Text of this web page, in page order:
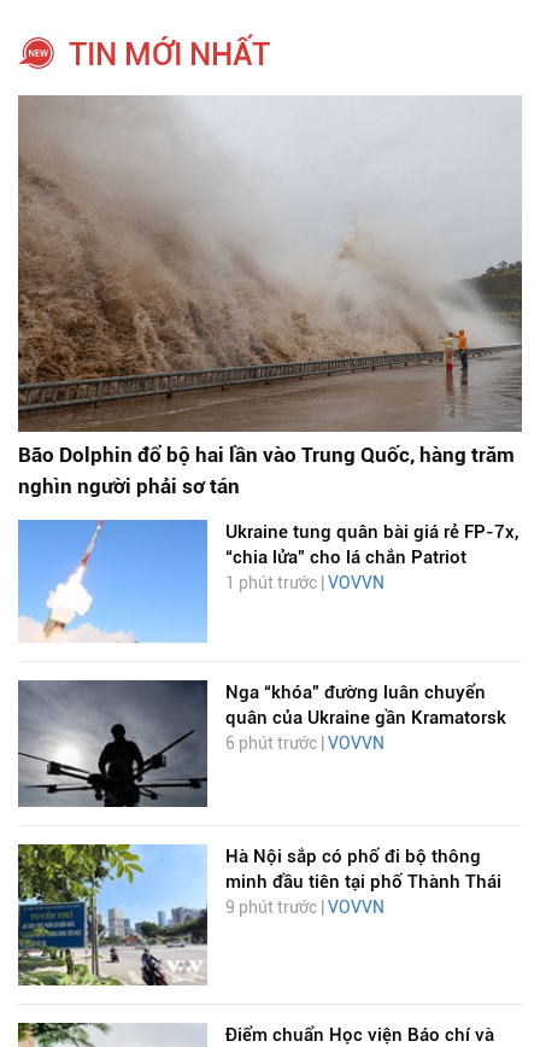
TIN MỚI NHẤT
Bão Dolphin đổ bộ hai lần vào Trung Quốc, hàng trăm
nghìn người phải sơ tán
Ukraine tung quân bài giá rẻ FP-7x,
“chia lửa” cho lá chắn Patriot
1 phút trước | VOVVN
Nga “khóa” đường luân chuyển
quân của Ukraine gần Kramatorsk
6 phút trước | VOVVN
Hà Nội sắp có phố đi bộ thông
minh đầu tiên tại phố Thành Thái
9 phút trước | VOVVN
Điểm chuẩn Học viện Báo chí và